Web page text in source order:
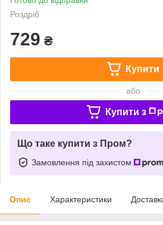
Роздріб
729 ₴
Купити
або
Купити з
Що таке купити з Пром?
Замовлення під захистом
Опис Характеристики